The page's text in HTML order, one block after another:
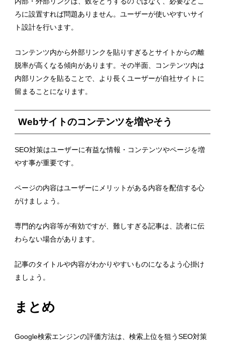
ろに設置すれば問題ありません。ユーザーが使いやすいサイ
ト設計を行います。
コンテンツ内から外部リンクを貼りすぎるとサイトからの離
脱率が高くなる傾向があります。その半面、コンテンツ内は
内部リンクを貼ることで、より長くユーザーが自社サイトに
留まることになります。
Webサイトのコンテンツを増やそう
SEO対策はユーザーに有益な情報・コンテンツやページを増
やす事が重要です。
ページの内容はユーザーにメリットがある内容を配信する心
がけましょう。
専門的な内容等が有効ですが、難しすぎる記事は、読者に伝
わらない場合があります。
記事のタイトルや内容がわかりやすいものになるよう心掛け
ましょう。
まとめ
Google検索エンジンの評価方法は、検索上位を狙うSEO対策